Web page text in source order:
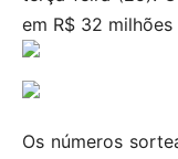
em R$ 32
Os números